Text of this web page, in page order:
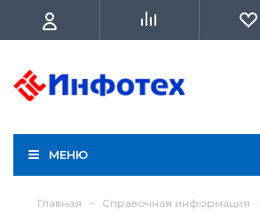
МЕНЮ
Главная - Справочная информация